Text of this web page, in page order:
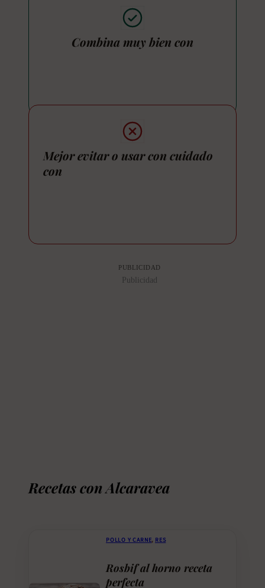
Combina muy bien con
Mejor evitar o usar con cuidado
con
PUBLICIDAD
Publicidad
Recetas con Alcaravea
POLLO Y CARNE, RES
Rosbif al horno receta
perfecta